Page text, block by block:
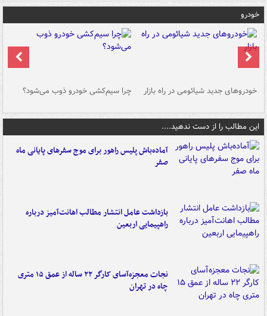
خودرو
خودروهای جدید شیائومی در راه بازار چرا سیم‌کشی خودرو ذوب می‌شود؟
این مطالب را از دست ندهید....
آماده‌باش پلیس راهور برای موج سفرهای پایانی ماه
صفر
بازداشت عامل انتشار مطالب اهانت‌آمیز درباره
راهپیمایی اربعین
نجات معجزه‌آسای کارگر ۲۲ ساله از عمق ۱۵ متری
چاه در تهران